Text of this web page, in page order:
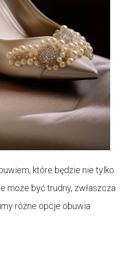
które będzie nie tylko
może być trudny, zwłaszcza
różne opcje obuwia